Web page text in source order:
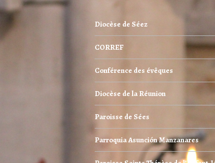
Diocèse de Séez
CORREF
Conférence des évêques
Diocèse de la Réunion
Paroisse de Sées
Parroquia Asunción Manzanares